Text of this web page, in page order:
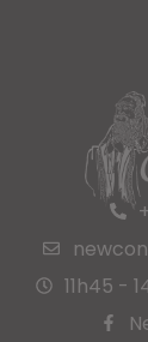
11h45 -